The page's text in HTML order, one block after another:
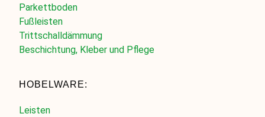
Parkettboden
Fußleisten
Trittschalldämmung
Beschichtung, Kleber und Pflege
HOBELWARE:
Leisten